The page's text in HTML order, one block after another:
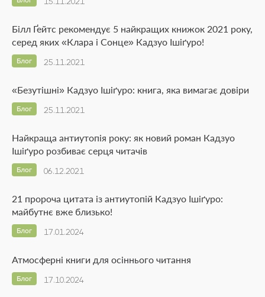
Білл Ґейтс рекомендує 5 найкращих книжок 2021 року,
серед яких «Клара і Сонце» Кадзуо Ішіґуро!
25.11.2021
Блог
«Безутішні» Кадзуо Ішіґуро: книга, яка вимагає довіри
25.11.2021
Блог
Найкраща антиутопія року: як новий роман Кадзуо
Ішіґуро розбиває серця читачів
06.12.2021
Блог
21 пророча цитата із антиутопій Кадзуо Ішіґуро:
майбутнє вже близько!
17.01.2024
Блог
Атмосферні книги для осіннього читання
17.10.2024
Блог